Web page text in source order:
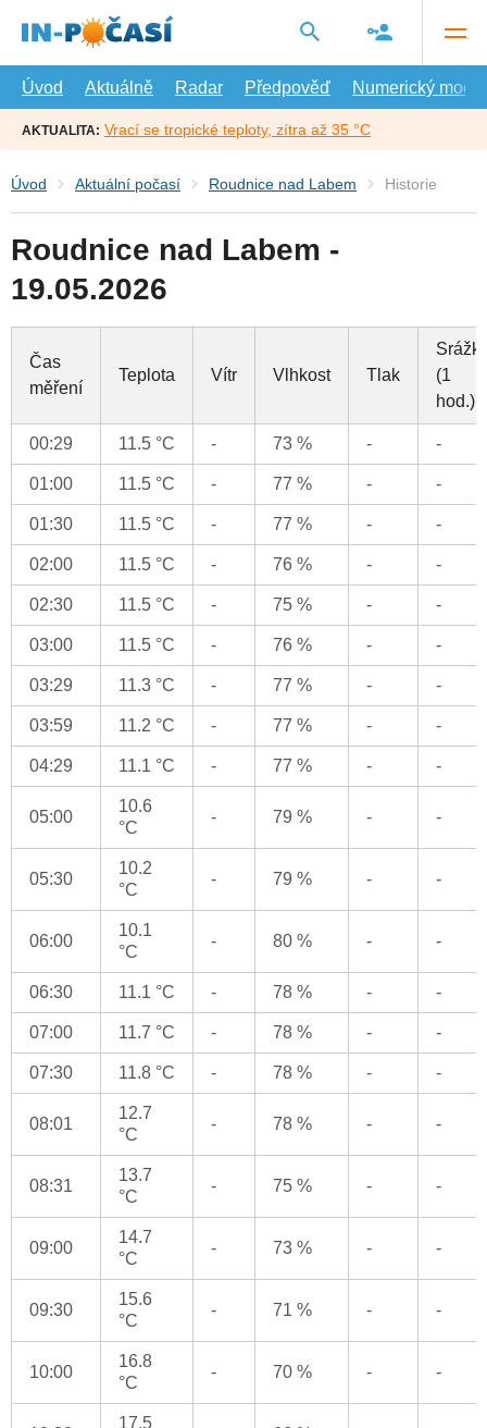
hlavní
Úvod
Aktuálně Radar Předpověď Numerický model
AKTUALITA: Vrací se tropické teploty, zítra až 35 °C
Úvod Aktuální počasí Roudnice nad Labem Historie
Roudnice nad Labem -
19.05.2026
Čas
měření
Teplota Vítr Vlhkost Tlak
(1
hod.)
00:29 11.5 °C - 73 % - -
01:00 11.5 °C - 77 % - -
01:30 11.5 °C - 77 % - -
02:00 11.5 °C - 76 % - -
02:30 11.5 °C - 75 % - -
03:00 11.5 °C - 76 % - -
03:29 11.3 °C - 77 % - -
03:59 11.2 °C - 77 % - -
04:29 11.1 °C - 77 % - -
05:00
10.6
°C
- 79 % - -
05:30
10.2
°C
- 79 % - -
06:00
10.1
°C
- 80 % - -
06:30 11.1 °C - 78 % - -
07:00 11.7 °C - 78 % - -
07:30 11.8 °C - 78 % - -
08:01
12.7
°C
- 78 % - -
08:31
13.7
°C
- 75 % - -
09:00
14.7
°C
- 73 % - -
09:30
15.6
°C
- 71 % - -
10:00
16.8
°C
- 70 % - -
17.5